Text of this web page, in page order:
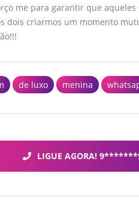
me para garantir que
dois criarmos um momento
de luxo menina
LIGUE AGORA!